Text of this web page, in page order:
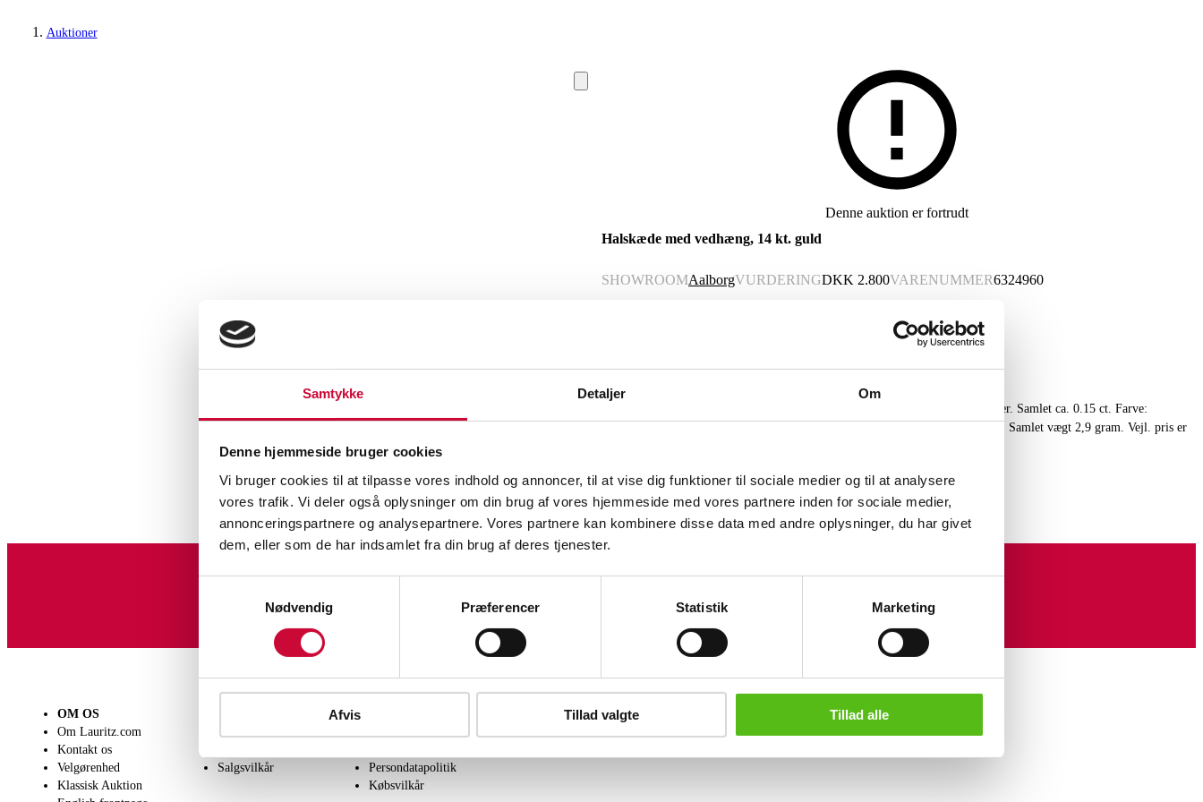
Samtykke Detaljer Om
Denne hjemmeside bruger cookies
Vi bruger cookies til at tilpasse vores indhold og annoncer, til at vise dig funktioner til sociale medier og til at analysere
vores trafik. Vi deler også oplysninger om din brug af vores hjemmeside med vores partnere inden for sociale medier,
annonceringspartnere og analysepartnere. Vores partnere kan kombinere disse data med andre oplysninger, du har givet
dem, eller som de har indsamlet fra din brug af deres tjenester.
Nødvendig
Præferencer Statistik Marketing
Afvis Tillad valgte Tillad alle
Auktioner
Denne auktion er fortrudt
Halskæde med vedhæng, 14 kt. guld
SHOWROOMAalborgVURDERINGDKK 2.800VARENUMMER6324960
Denne vare er sat til omsalg under nyt varenummer 6551396
Halskæde med vedhæng udført i 14 kt. guld. vedhæng er prydet med 3 brillanter. Samlet ca. 0.15 ct. Farve:
Wesselton/H. Klarhed: SI. Længde på halskæden er justerbar på 40 og 44½ cm. Samlet vægt 2,9 gram. Vejl. pris er
Denne vare hidrører en ophørt smykkeforretning.
Lignende varer
OM OS
Om Lauritz.com
Kontakt os
Velgørenhed
Klassisk Auktion
Få en vurdering
Salgsvilkår
Persondatapolitik
Købsvilkår